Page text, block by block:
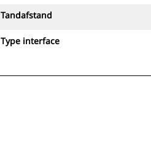
Tandafstand
Type interface